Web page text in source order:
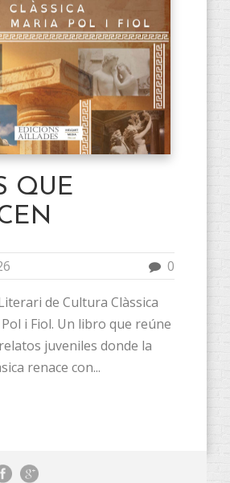
QUE
0
de Cultura Clàssica
i Fiol. Un libro que reúne
juveniles donde la
renace con...